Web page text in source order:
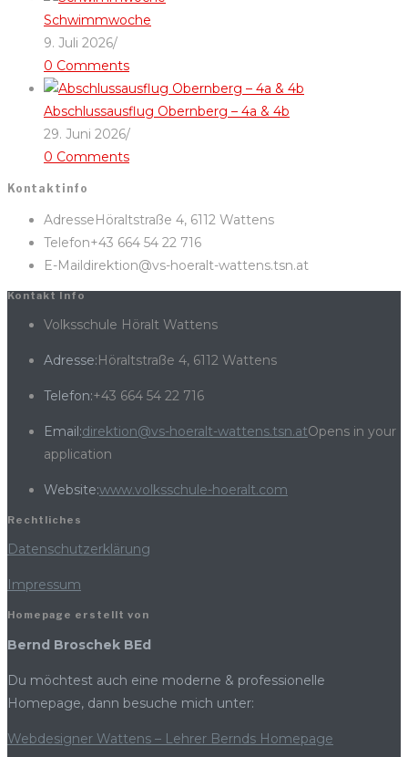
Schwimmwoche
9. Juli 2026/
0 Comments
Abschlussausflug Obernberg – 4a & 4b
29. Juni 2026/
0 Comments
Kontaktinfo
AdresseHöraltstraße 4, 6112 Wattens
Telefon+43 664 54 22 716
E-Maildirektion@vs-hoeralt-wattens.tsn.at
Kontakt Info
Volksschule Höralt Wattens
Adresse:Höraltstraße 4, 6112 Wattens
Telefon:+43 664 54 22 716
Email:direktion@vs-hoeralt-wattens.tsn.atOpens in your
application
Website:www.volksschule-hoeralt.com
Rechtliches
Datenschutzerklärung
Impressum
Homepage erstellt von
Bernd Broschek BEd
Du möchtest auch eine moderne & professionelle
Homepage, dann besuche mich unter:
Webdesigner Wattens – Lehrer Bernds Homepage